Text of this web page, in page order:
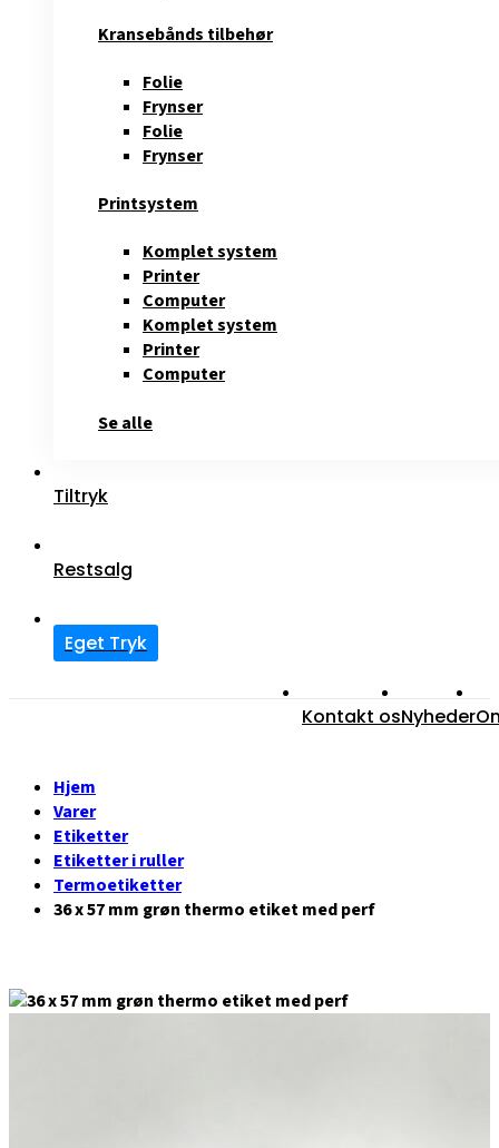
Kransebånds tilbehør
Folie
Frynser
Folie
Frynser
Printsystem
Komplet system
Printer
Computer
Komplet system
Printer
Computer
Se alle
Tiltryk
Restsalg
Eget Tryk
Nyheder
Kontakt os
Hjem
Varer
Etiketter
Etiketter i ruller
Termoetiketter
36 x 57 mm grøn thermo etiket med perf